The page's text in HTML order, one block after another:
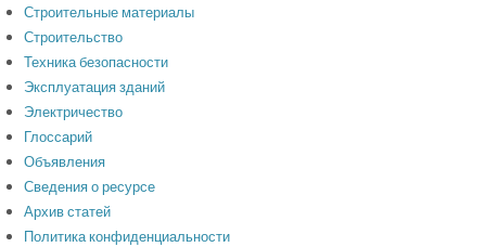
Строительные материалы
Строительство
Техника безопасности
Эксплуатация зданий
Электричество
Глоссарий
Объявления
Сведения о ресурсе
Архив статей
Политика конфиденциальности